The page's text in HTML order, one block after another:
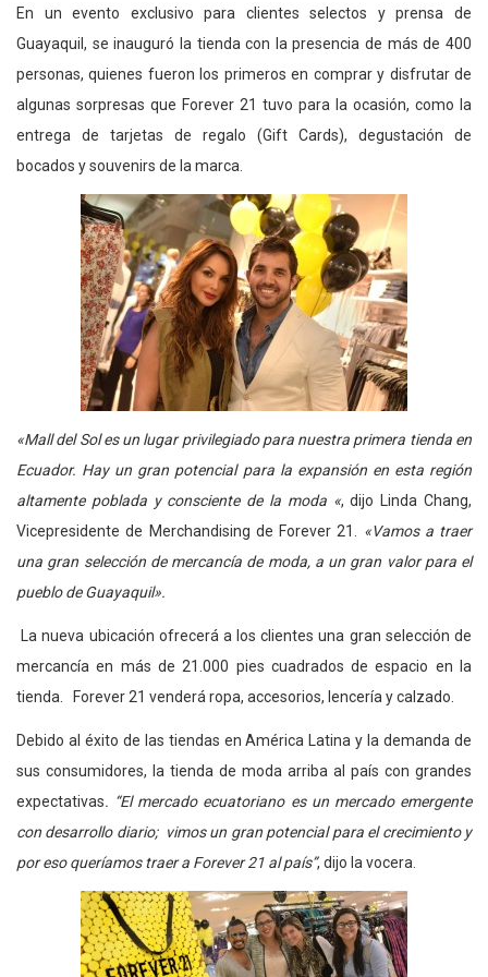
En un evento exclusivo para clientes selectos y prensa de
Guayaquil, se inauguró la tienda con la presencia de más de 400
personas, quienes fueron los primeros en comprar y disfrutar de
algunas sorpresas que Forever 21 tuvo para la ocasión, como la
entrega de tarjetas de regalo (Gift Cards), degustación de
bocados y souvenirs de la marca.
«Mall del Sol es un lugar privilegiado para nuestra primera tienda en
Ecuador. Hay un gran potencial para la expansión en esta región
altamente poblada y consciente de la moda «, dijo Linda Chang,
Vicepresidente de Merchandising de Forever 21. «Vamos a traer
una gran selección de mercancía de moda, a un gran valor para el
pueblo de Guayaquil».
La nueva ubicación ofrecerá a los clientes una gran selección de
mercancía en más de 21.000 pies cuadrados de espacio en la
tienda. Forever 21 venderá ropa, accesorios, lencería y calzado.
Debido al éxito de las tiendas en América Latina y la demanda de
sus consumidores, la tienda de moda arriba al país con grandes
expectativas. “El mercado ecuatoriano es un mercado emergente
con desarrollo diario; vimos un gran potencial para el crecimiento y
por eso queríamos traer a Forever 21 al país”, dijo la vocera.